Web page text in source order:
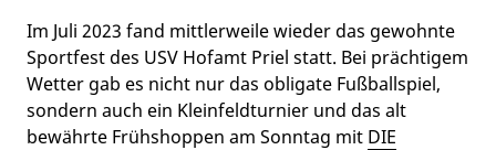
Im Juli 2023 fand mittlerweile wieder das gewohnte
Sportfest des USV Hofamt Priel statt. Bei prächtigem
Wetter gab es nicht nur das obligate Fußballspiel,
sondern auch ein Kleinfeldturnier und das alt
bewährte Frühshoppen am Sonntag mit DIE